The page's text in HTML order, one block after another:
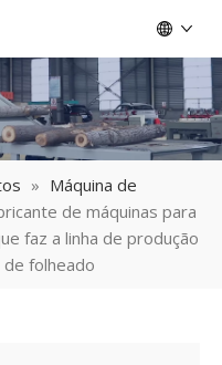
» Máquina de
de máquinas para
faz a linha de produção
folheado